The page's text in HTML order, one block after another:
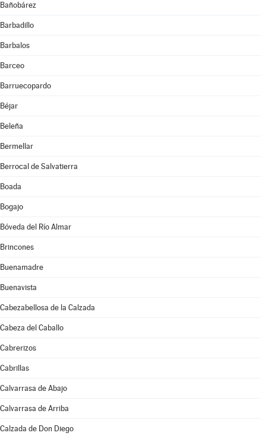
Bañobárez
Barbadillo
Barbalos
Barceo
Barruecopardo
Béjar
Beleña
Bermellar
Berrocal de Salvatierra
Boada
Bogajo
Bóveda del Río Almar
Brincones
Buenamadre
Buenavista
Cabezabellosa de la Calzada
Cabeza del Caballo
Cabrerizos
Cabrillas
Calvarrasa de Abajo
Calvarrasa de Arriba
Calzada de Don Diego